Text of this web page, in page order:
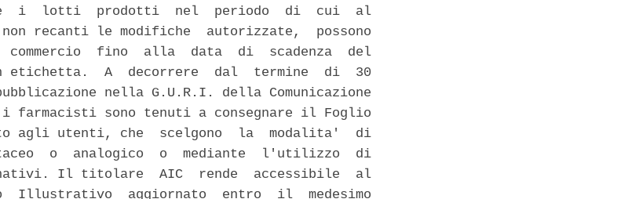
i  lotti  prodotti  nel  periodo  di  cui  al
non recanti le modifiche  autorizzate,  possono
commercio  fino  alla  data  di  scadenza  del
etichetta.  A  decorrere  dal  termine  di  30
nella G.U.R.I. della Comunicazione
sono tenuti a consegnare il Foglio
agli utenti, che  scelgono  la  modalita'  di
o  analogico  o  mediante  l'utilizzo  di
Il titolare  AIC  rende  accessibile  al
Illustrativo  aggiornato  entro  il  medesimo